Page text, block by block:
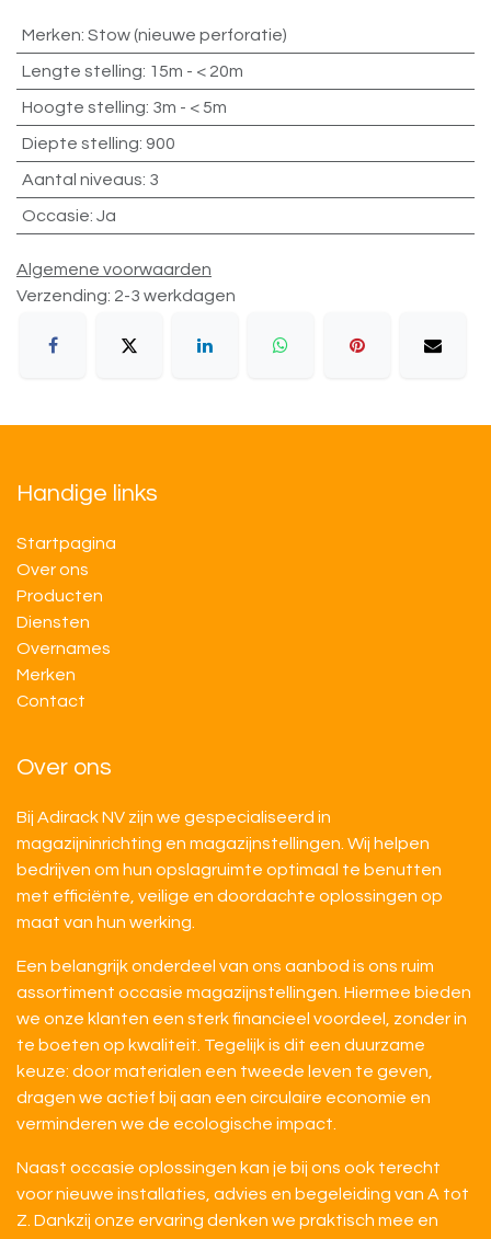
Merken: Stow (nieuwe perforatie)
Lengte stelling: 15m - < 20m
Hoogte stelling: 3m - < 5m
Diepte stelling: 900
Aantal niveaus: 3
Occasie: Ja
Algemene voorwaarden
Verzending: 2-3 werkdagen
Handige links
Startpagina
Over ons
Producten
Diensten
Overnames
M​​erken
Contact
Over ons
Bij Adirack NV zijn we gespecialiseerd in
magazijninrichting en magazijnstellingen. Wij helpen
bedrijven om hun opslagruimte optimaal te benutten
met efficiënte, veilige en doordachte oplossingen op
maat van hun werking.
Een belangrijk onderdeel van ons aanbod is ons ruim
assortiment occasie magazijnstellingen. Hiermee bieden
we onze klanten een sterk financieel voordeel, zonder in
te boeten op kwaliteit. Tegelijk is dit een duurzame
keuze: door materialen een tweede leven te geven,
dragen we actief bij aan een circulaire economie en
verminderen we de ecologische impact.
Naast occasie oplossingen kan je bij ons ook terecht
voor nieuwe installaties, advies en begeleiding van A tot
Z. Dankzij onze ervaring denken we praktisch mee en